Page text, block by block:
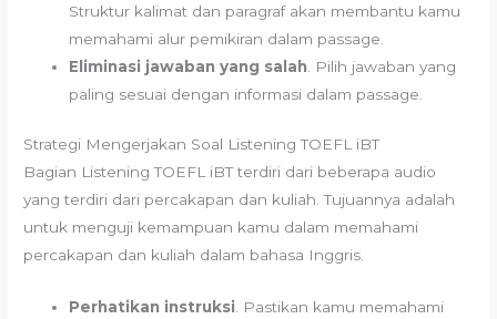
Struktur kalimat dan paragraf akan membantu kamu
memahami alur pemikiran dalam passage.
Eliminasi jawaban yang salah . Pilih jawaban yang
paling sesuai dengan informasi dalam passage.
Strategi Mengerjakan Soal Listening TOEFL iBT
Bagian Listening TOEFL iBT terdiri dari beberapa audio
yang terdiri dari percakapan dan kuliah. Tujuannya adalah
untuk menguji kemampuan kamu dalam memahami
percakapan dan kuliah dalam bahasa Inggris.
Perhatikan instruksi . Pastikan kamu memahami